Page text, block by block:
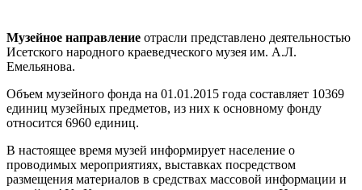
Музейное направление отрасли представлено деятельностью
Исетского народного краеведческого музея им. А.Л.
Емельянова.
Объем музейного фонда на 01.01.2015 года составляет 10369
единиц музейных предметов, из них к основному фонду
относится 6960 единиц.
В настоящее время музей информирует население о
проводимых мероприятиях, выставках посредством
размещения материалов в средствах массовой информации и